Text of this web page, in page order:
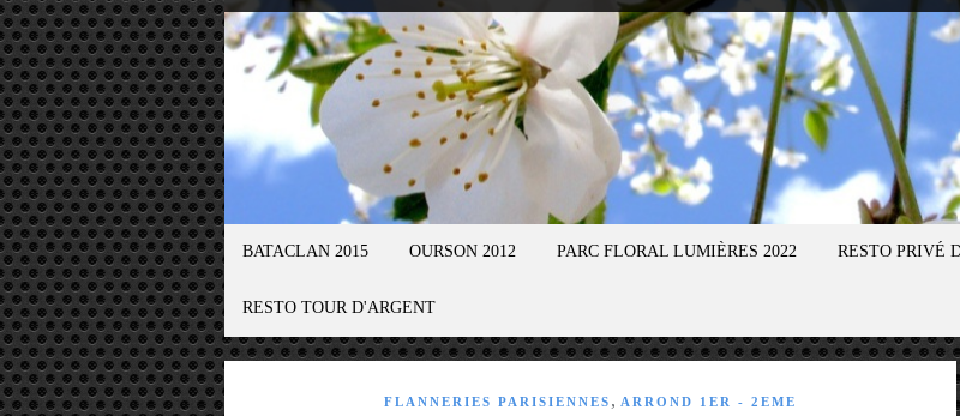
BATACLAN 2015 OURSON 2012 PARC FLORAL LUMIÈRES 2022 RESTO PRIVÉ
RESTO TOUR D'ARGENT
FLANNERIES PARISIENNES , ARROND 1ER - 2EME